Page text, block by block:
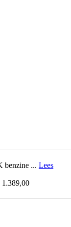
benzine ... Lees
1.389,00